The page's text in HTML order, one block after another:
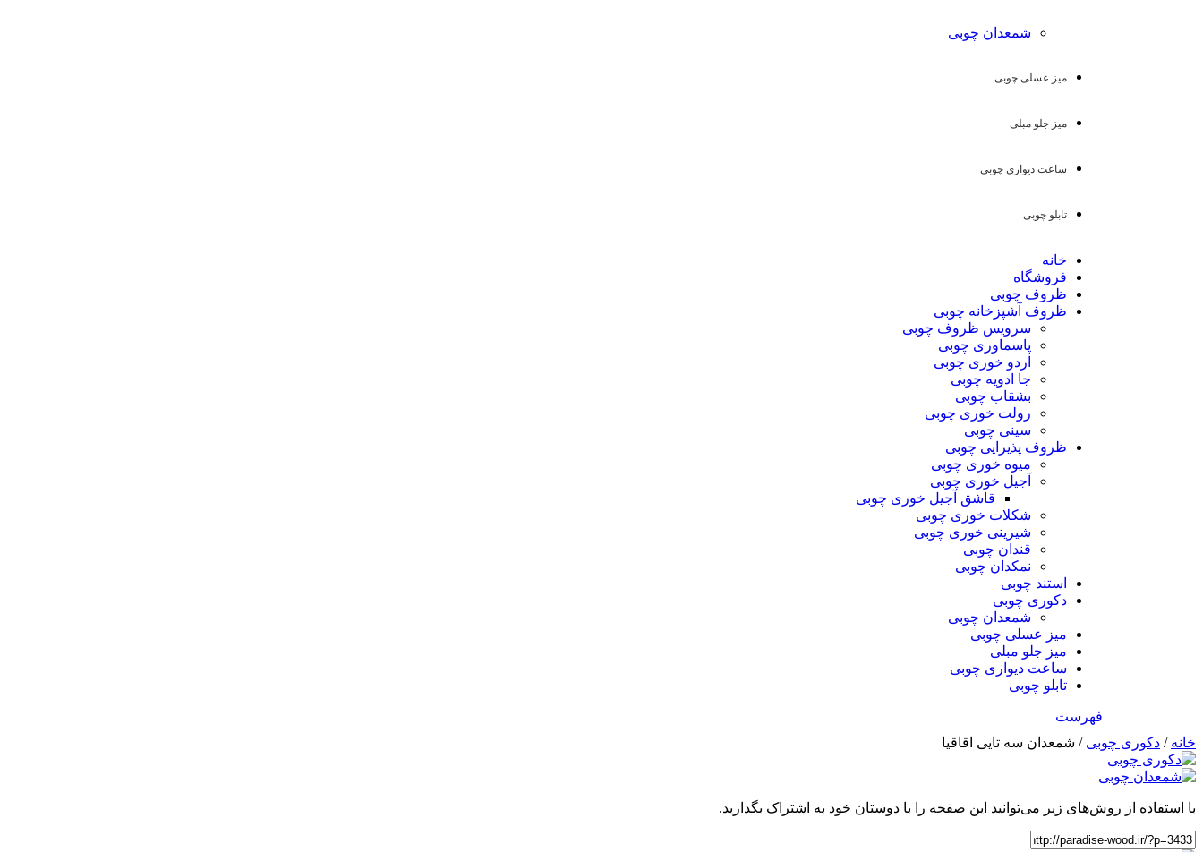
شمعدان چوبی
میز عسلی چوبی
میز جلو مبلی
ساعت دیواری چوبی
تابلو چوبی
خانه
فروشگاه
ظروف چوبی
ظروف آشپزخانه چوبی
سرویس ظروف چوبی
پاسماوری چوبی
اردو خوری چوبی
جا ادویه چوبی
بشقاب چوبی
رولت خوری چوبی
سینی چوبی
ظروف پذیرایی چوبی
میوه خوری چوبی
آجیل خوری چوبی
قاشق آجیل خوری چوبی
شکلات خوری چوبی
شیرینی خوری چوبی
قندان چوبی
نمکدان چوبی
استند چوبی
دکوری چوبی
شمعدان چوبی
میز عسلی چوبی
میز جلو مبلی
ساعت دیواری چوبی
تابلو چوبی
فهرست
خانه / دکوری چوبی / شمعدان سه تایی اقاقیا
با استفاده از روش‌های زیر می‌توانید این صفحه را با دوستان خود به اشتراک بگذارید.